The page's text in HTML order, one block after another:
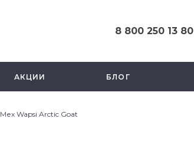
8 800 250 13 80
ул. Смольная 63б, этаж
2.5
АКЦИИ БЛОГ
Мех Wapsi Arctic Goat